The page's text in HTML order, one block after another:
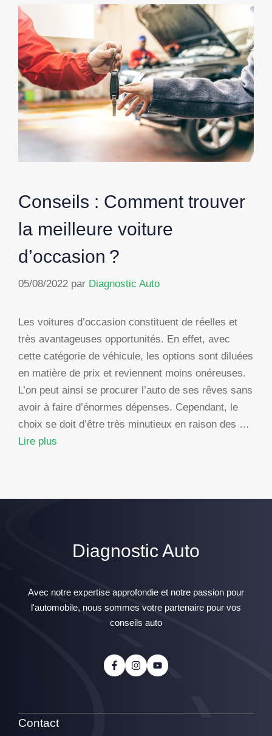
Conseils : Comment trouver
la meilleure voiture
d’occasion ?
05/08/2022 par Diagnostic Auto
Les voitures d’occasion constituent de réelles et
très avantageuses opportunités. En effet, avec
cette catégorie de véhicule, les options sont diluées
en matière de prix et reviennent moins onéreuses.
L’on peut ainsi se procurer l’auto de ses rêves sans
avoir à faire d’énormes dépenses. Cependant, le
choix se doit d’être très minutieux en raison des …
Lire plus
Diagnostic Auto
Avec notre expertise approfondie et notre passion pour
l'automobile, nous sommes votre partenaire pour vos
conseils auto
Contact